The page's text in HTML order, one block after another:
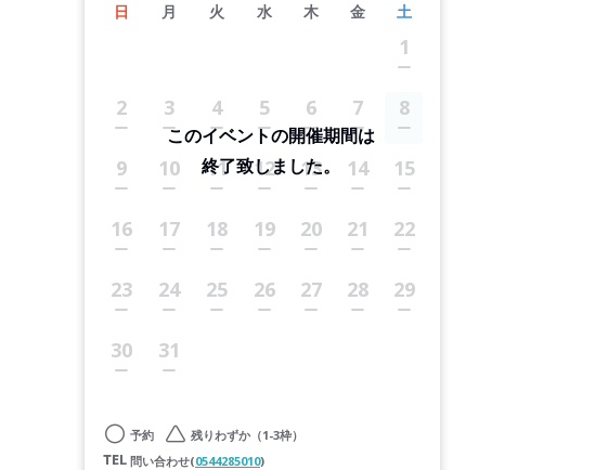
日 月 火 水 木 金 土
1
2 3 4 5 6 7 8
9 10 11 12 13 14 15
16 17 18 19 20 21 22
23 24 25 26 27 28 29
30 31
このイベントの開催期間は
終了致しました。
予約
残りわずか（1-3枠）
問い合わせ(0544285010)